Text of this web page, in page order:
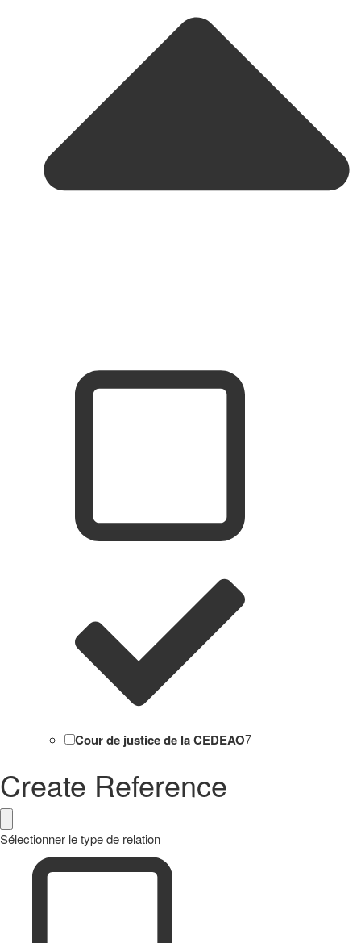
Cour de justice de la CEDEAO7
Create Reference
Sélectionner le type de relation